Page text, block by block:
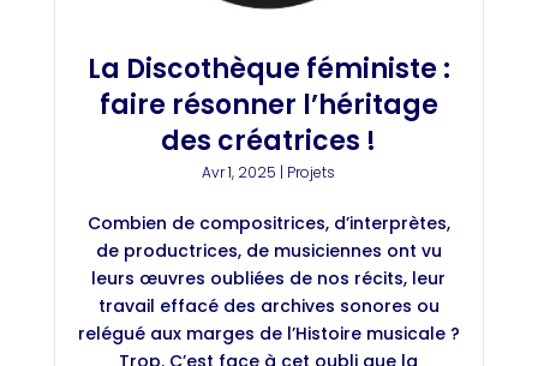
La Discothèque féministe :
faire résonner l’héritage
des créatrices !
Avr 1, 2025 | Projets
Combien de compositrices, d’interprètes,
de productrices, de musiciennes ont vu
leurs œuvres oubliées de nos récits, leur
travail effacé des archives sonores ou
relégué aux marges de l’Histoire musicale ?
Trop. C’est face à cet oubli que la